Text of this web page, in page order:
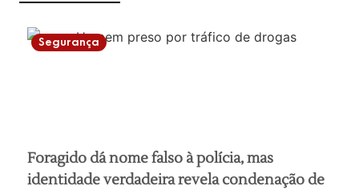
Segurança
Foragido dá nome falso à polícia, mas
identidade verdadeira revela condenação de